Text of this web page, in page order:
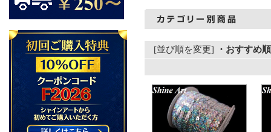
[並び順を変更] ・おすすめ順